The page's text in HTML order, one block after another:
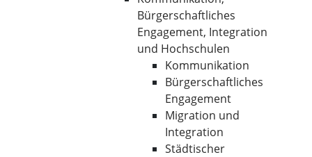
Bürgerschaftliches
Engagement, Integration
und Hochschulen
Kommunikation
Bürgerschaftliches
Engagement
Migration und
Integration
Städtischer